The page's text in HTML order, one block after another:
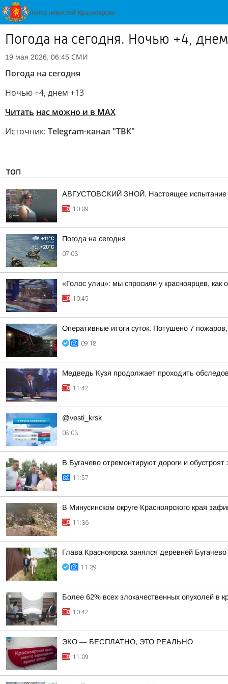
Погода на сегодня. Ночью +4,
19 мая 2026, 06:45 СМИ
Погода на сегодня
Ночью +4, днем +13
Читать нас можно и в MAX
Источник: Telegram-канал "ТВК"
ТОП
АВГУСТОВСКИЙ ЗНОЙ. Настоящее испытание
10:09
Погода на сегодня
07:03
«Голос улиц»: мы спросили у красноярцев,
10:45
Оперативные итоги суток. Потушено 7
09:18
Медведь Кузя продолжает проходить
11:42
@vesti_krsk
08:03
В Бугачево отремонтируют дороги и обустроят
11:57
В Минусинском округе Красноярского края
11:36
Глава Красноярска занялся деревней Бугачево
11:39
Более 62% всех злокачественных опухолей в
10:42
ЭКО — БЕСПЛАТНО, ЭТО РЕАЛЬНО
11:09